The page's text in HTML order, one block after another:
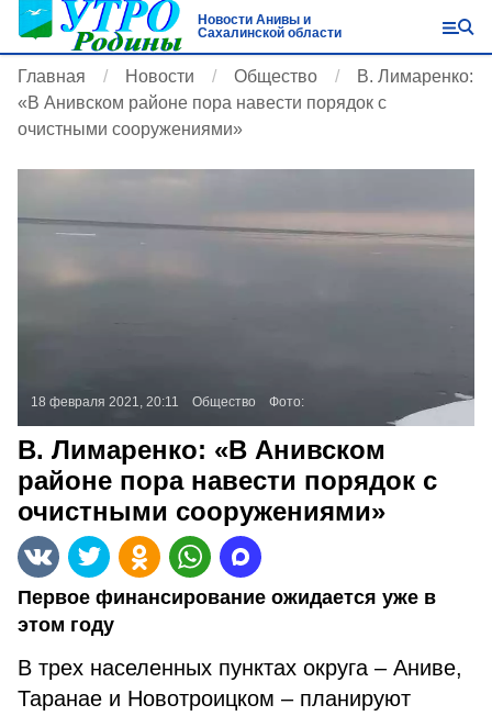
Новости Анивы и
Сахалинской области
Главная Новости Общество
В. Лимаренко:
«В Анивском районе пора навести порядок с
очистными сооружениями»
18 февраля 2021, 20:11 Общество Фото:
В. Лимаренко: «В Анивском
районе пора навести порядок с
очистными сооружениями»
Первое финансирование ожидается уже в
этом году
В трех населенных пунктах округа – Аниве,
Таранае и Новотроицком – планируют